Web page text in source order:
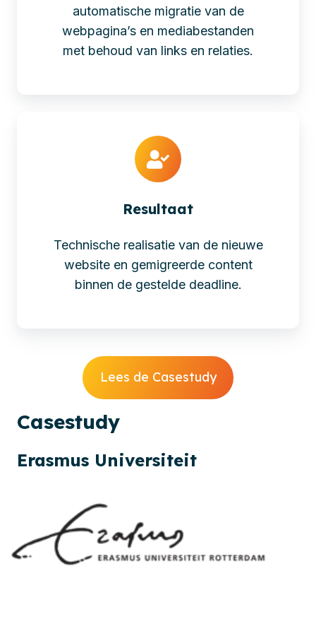
automatische migratie van de
webpagina’s en mediabestanden
met behoud van links en relaties.
Resultaat
Technische realisatie van de nieuwe
website en gemigreerde content
binnen de gestelde deadline.
Lees de Casestudy
Casestudy
Erasmus Universiteit